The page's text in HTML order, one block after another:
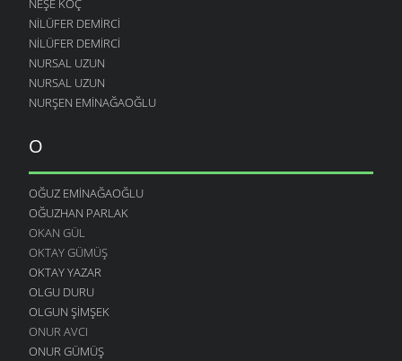
NEŞE KOÇ
NILÜFER DEMIRCI
NILÜFER DEMIRCI
NURSAL UZUN
NURSAL UZUN
NURŞEN EMINAĞAOĞLU
O
OĞUZ EMINAĞAOĞLU
OĞUZHAN PARLAK
OKAN GÜL
OKTAY GÜMÜŞ
OKTAY YAZAR
OLGU DURU
OLGUN ŞIMŞEK
ONUR AVCI
ONUR GÜMÜŞ